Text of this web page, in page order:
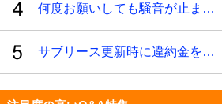
何度お願いしても騒音が止ま…
サブリース更新時に違約金を…